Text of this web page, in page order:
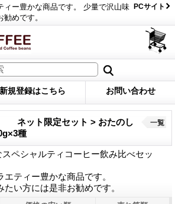
ィー豊かな商品です。 少量で沢山味
めです。
PCサイト
新規登録はこちら お問い合わせ
ネット限定セット > おたのし
種
ペシャルティコーヒー飲み比べセッ
ティー豊かな商品です。
い方には是非お勧めです。
一覧